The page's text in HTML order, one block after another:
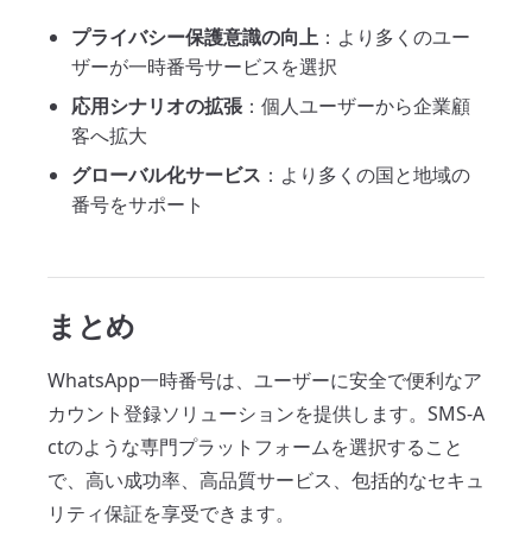
プライバシー保護意識の向上 ：より多くのユー
ザーが一時番号サービスを選択
応用シナリオの拡張：個人ユーザーから企業顧
客へ拡大
グローバル化サービス ：より多くの国と地域の
番号をサポート
まとめ
WhatsApp一時番号は、ユーザーに安全で便利なア
カウント登録ソリューションを提供します。SMS-A
ctのような専門プラットフォームを選択すること
で、高い成功率、高品質サービス、包括的なセキュ
リティ保証を享受できます。